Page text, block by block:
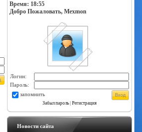
Время: 18:55
Добро Пожаловать, Mexmon
Логин:
Пароль:
запомнить
Забыл пароль| Регистрация
Новости сайта